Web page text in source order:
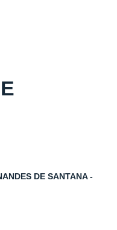
DE SANTANA -